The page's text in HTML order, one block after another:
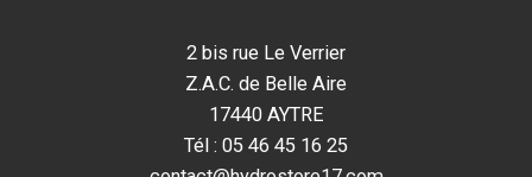
2 bis rue Le Verrier
Z.A.C. de Belle Aire
17440 AYTRE
Tél : 05 46 45 16 25